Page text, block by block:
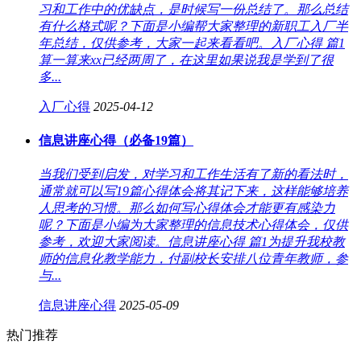
习和工作中的优缺点，是时候写一份总结了。那么总结
有什么格式呢？下面是小编帮大家整理的新职工入厂半
年总结，仅供参考，大家一起来看看吧。入厂心得 篇1
算一算来xx已经两周了，在这里如果说我是学到了很
多...
入厂心得 2025-04-12
信息讲座心得（必备19篇）
当我们受到启发，对学习和工作生活有了新的看法时，
通常就可以写19篇心得体会将其记下来，这样能够培养
人思考的习惯。那么如何写心得体会才能更有感染力
呢？下面是小编为大家整理的信息技术心得体会，仅供
参考，欢迎大家阅读。信息讲座心得 篇1为提升我校教
师的信息化教学能力，付副校长安排八位青年教师，参
与...
信息讲座心得 2025-05-09
热门推荐